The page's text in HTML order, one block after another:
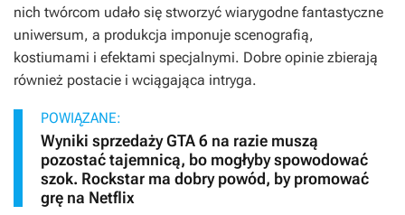
nich twórcom udało się stworzyć wiarygodne fantastyczne
uniwersum, a produkcja imponuje scenografią,
kostiumami i efektami specjalnymi. Dobre opinie zbierają
również postacie i wciągająca intryga.
POWIĄZANE:
Wyniki sprzedaży GTA 6 na razie muszą
pozostać tajemnicą, bo mogłyby spowodować
szok. Rockstar ma dobry powód, by promować
grę na Netflix